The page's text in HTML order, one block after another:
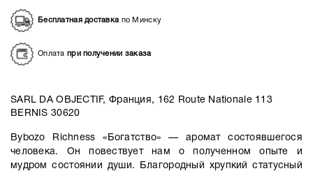
Бесплатная доставкапо Минску
Оплата при получении заказа
SARL DA OBJECTIF, Франция, 162 Route Nationale 113
BERNIS 30620
Bybozo Richness «Богатство» — аромат состоявшегося
человека. Он повествует нам о полученном опыте и
мудром состоянии души. Благородный хрупкий статусный